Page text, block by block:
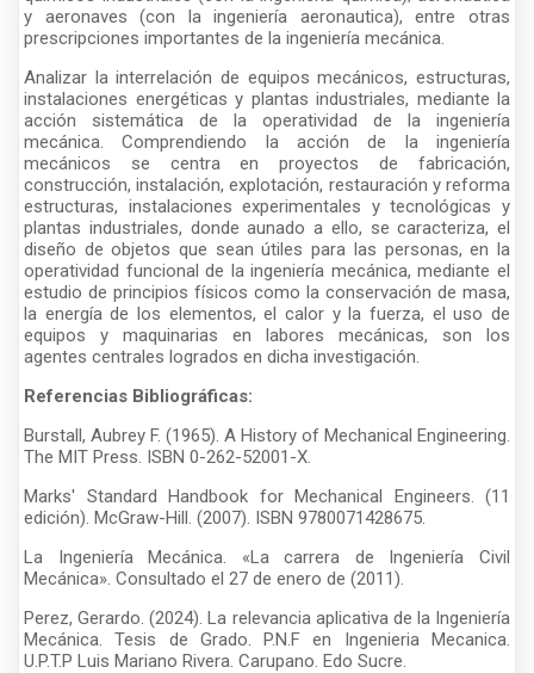
y aeronaves (con la ingeniería aeronautica), entre otras
prescripciones importantes de la ingeniería mecánica.
Analizar la interrelación de equipos mecánicos, estructuras,
instalaciones energéticas y plantas industriales, mediante la
acción sistemática de la operatividad de la ingeniería
mecánica. Comprendiendo la acción de la ingeniería
mecánicos se centra en proyectos de fabricación,
construcción, instalación, explotación, restauración y reforma
estructuras, instalaciones experimentales y tecnológicas y
plantas industriales, donde aunado a ello, se caracteriza, el
diseño de objetos que sean útiles para las personas, en la
operatividad funcional de la ingeniería mecánica, mediante el
estudio de principios físicos como la conservación de masa,
la energía de los elementos, el calor y la fuerza, el uso de
equipos y maquinarias en labores mecánicas, son los
agentes centrales logrados en dicha investigación.
Referencias Bibliográficas:
Burstall, Aubrey F. (1965). A History of Mechanical Engineering.
The MIT Press. ISBN 0-262-52001-X.
Marks' Standard Handbook for Mechanical Engineers. (11
edición). McGraw-Hill. (2007). ISBN 9780071428675.
La Ingeniería Mecánica. «La carrera de Ingeniería Civil
Mecánica». Consultado el 27 de enero de (2011).
Perez, Gerardo. (2024). La relevancia aplicativa de la Ingeniería
Mecánica. Tesis de Grado. P.N.F en Ingenieria Mecanica.
U.P.T.P Luis Mariano Rivera. Carupano. Edo Sucre.